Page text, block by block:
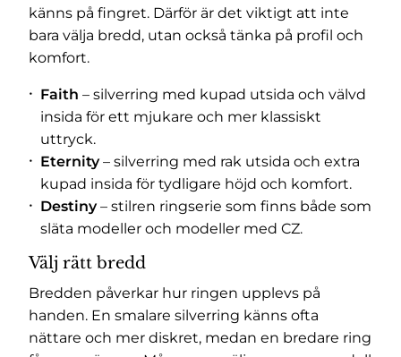
känns på fingret. Därför är det viktigt att inte
bara välja bredd, utan också tänka på profil och
komfort.
Faith – silverring med kupad utsida och välvd
insida för ett mjukare och mer klassiskt
uttryck.
Eternity– silverring med rak utsida och extra
kupad insida för tydligare höjd och komfort.
Destiny– stilren ringserie som finns både som
släta modeller och modeller med CZ.
Välj rätt bredd
Bredden påverkar hur ringen upplevs på
handen. En smalare silverring känns ofta
nättare och mer diskret, medan en bredare ring